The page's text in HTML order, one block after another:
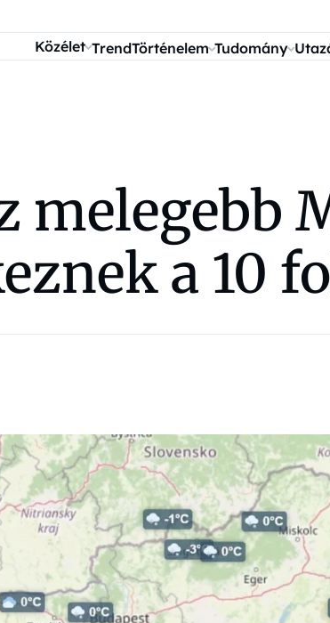
Közélet TrendTörténelem Tudomány
melegebb
a 10